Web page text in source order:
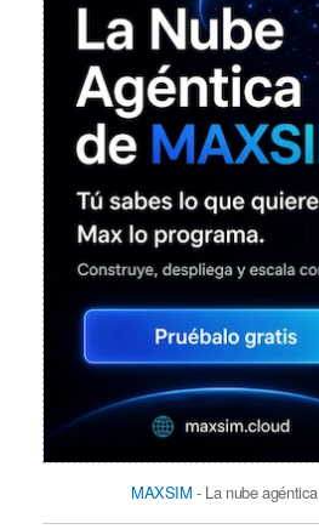
MAXSIM - La nube agéntica